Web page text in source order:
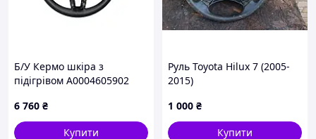
Б/У Кермо шкіра з
підігрівом A0004605902
19-23 (A00046059029E38)
6 760 ₴
Купити
Руль Toyota Hilux 7 (2005-
2015)
1 000 ₴
Купити